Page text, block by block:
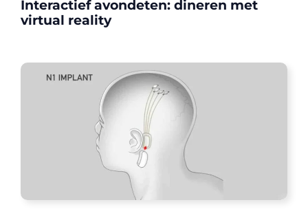
Interactief avondeten: dineren met
virtual reality